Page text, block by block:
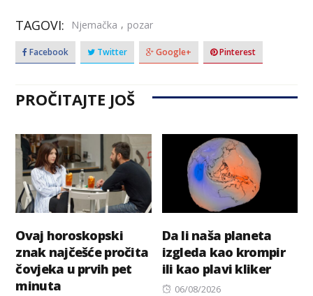
TAGOVI: Njemačka , pozar
Facebook Twitter Google+ Pinterest
PROČITAJTE JOŠ
Ovaj horoskopski
znak najčešće pročita
čovjeka u prvih pet
minuta
Da li naša planeta
izgleda kao krompir
ili kao plavi kliker
Posted
06/08/2026